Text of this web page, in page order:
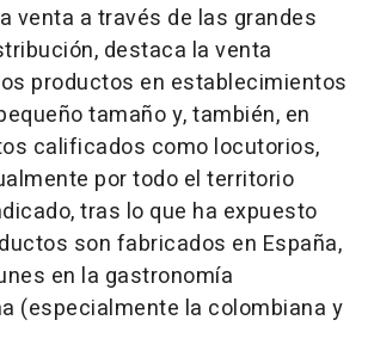
venta a través de las grandes
destaca la venta
productos en establecimientos
tamaño y, también, en
calificados como locutorios,
por todo el territorio
tras lo que ha expuesto
son fabricados en España,
en la gastronomía
(especialmente la colombiana y